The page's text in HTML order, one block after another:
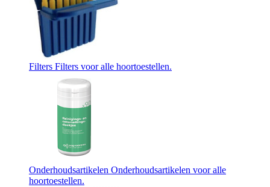
Filters Filters voor alle hoortoestellen.
Onderhoudsartikelen Onderhoudsartikelen voor alle
hoortoestellen.